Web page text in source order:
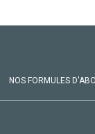
NOS FORMULES